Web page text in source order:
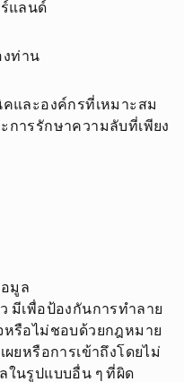
แลนด์
ท่าน
คและองค์กรที่เหมาะสม
การรักษาความลับที่เพียง
มูล
มีเพื่อป้องกันการทำลาย
หรือไม่ชอบด้วยกฎหมาย
ยหรือการเข้าถึงโดยไม่
ในรูปแบบอื่น ๆ ที่ผิด